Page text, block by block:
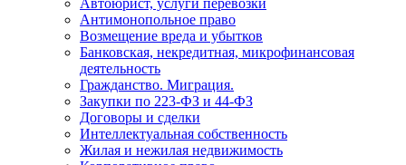
Автоюрист, услуги перевозки
Антимонопольное право
Возмещение вреда и убытков
Банковская, некредитная, микрофинансовая
деятельность
Гражданство. Миграция.
Закупки по 223-ФЗ и 44-ФЗ
Договоры и сделки
Интеллектуальная собственность
Жилая и нежилая недвижимость